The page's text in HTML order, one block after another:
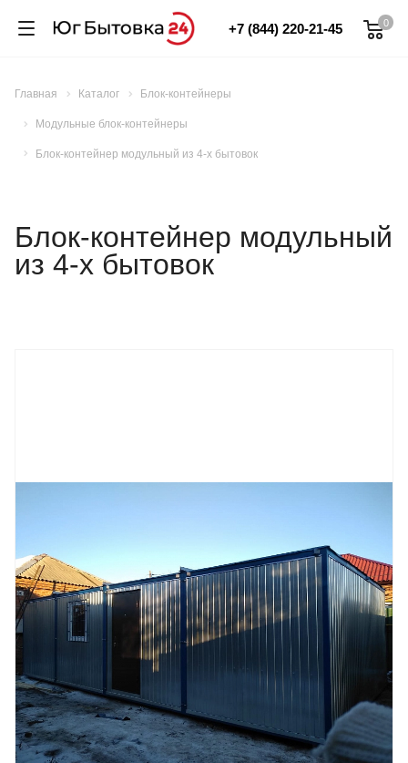
0
+7 (844) 220-21-45
Главная Каталог Блок-контейнеры
Модульные блок-контейнеры
Блок-контейнер модульный из 4-х бытовок
Блок-контейнер модульный
из 4-х бытовок